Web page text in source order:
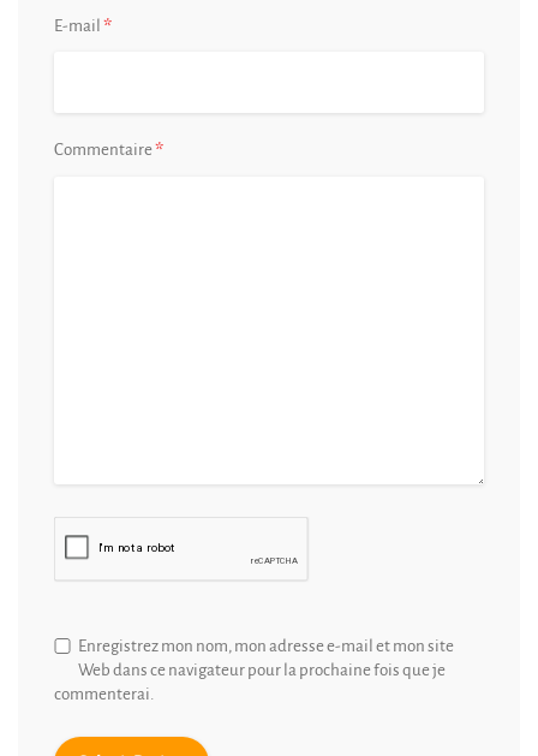
E-mail *
Commentaire*
Enregistrez mon nom, mon adresse e-mail et mon site
Web dans ce navigateur pour la prochaine fois que je
commenterai.